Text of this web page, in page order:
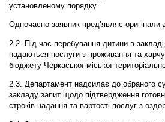
установленому порядку.
Одночасно заявник пред’являє оригінали
2.2. Під час перебування дитини в
надаються послуги з проживання та
бюджету Черкаської міської
2.3. Департамент надсилає до обраного
закладу запит щодо підтвердження
строків надання та вартості послуг з